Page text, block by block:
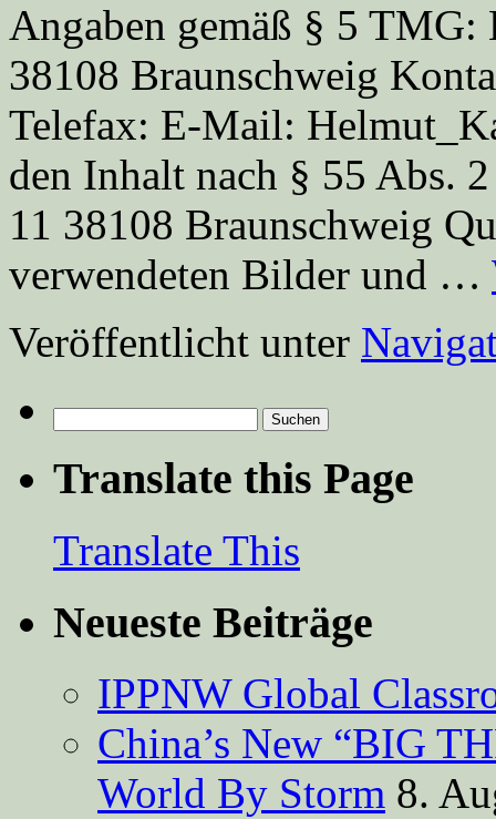
Angaben gemäß § 5
38108 Braunschweig
Telefax: E-Mail:
den Inhalt nach § 55 Abs.
11 38108 Braunschweig
verwendeten Bilder und …
Veröffentlicht unter
nach:
Translate this Page
Translate This
Neueste Beiträge
IPPNW Global
China’s New “BIG
World By Storm 8.